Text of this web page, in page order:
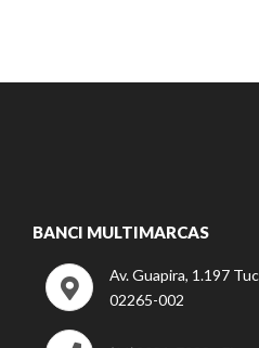
BANCI MULTIMARCAS
Av. Guapira, 1.197
02265-002